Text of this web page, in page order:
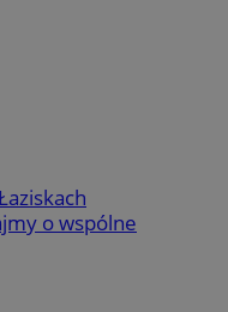
o wspólne